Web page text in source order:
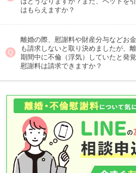
はもらえますか？
離婚の際、慰謝料や財産分与などお
も請求しないと取り決めましたが、
期間中に不倫（浮気）していたと発
慰謝料は請求できますか？